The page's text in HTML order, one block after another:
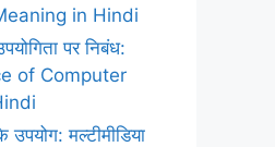
in Hindi
पर निबंध:
of Computer
उपयोग: मल्टीमीडिया